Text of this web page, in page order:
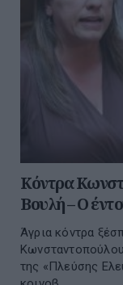
Κόντρα
Βουλή – Ο
Άγρια κόντρα
της «Πλεύσης